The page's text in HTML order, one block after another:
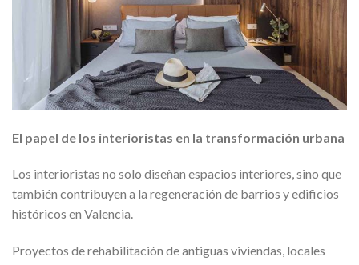
El papel de los interioristas en la transformación urbana
Los interioristas no solo diseñan espacios interiores, sino que
también contribuyen a la regeneración de barrios y edificios
históricos en Valencia.
Proyectos de rehabilitación de antiguas viviendas, locales